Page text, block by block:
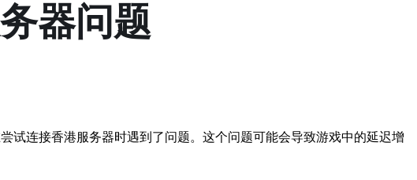
器问题
试连接香港服务器时遇到了问题。这个问题可能会导致游戏中的延迟增